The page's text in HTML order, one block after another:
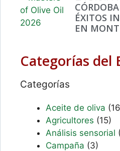
ÉXITOS
EN
Categorías del
Categorías
Aceite de oliva
Agricultores (15)
Análisis sensorial
Campaña (3)